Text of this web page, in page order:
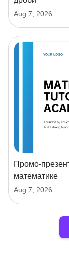
Aug 7, 2026
Промо-
математике
Aug 7, 2026